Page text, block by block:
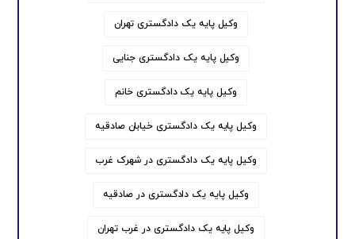
وکیل پایه یک دادگستری تهران
وکیل پایه یک دادگستری جنایی
وکیل پایه یک دادگستری خانم
وکیل پایه یک دادگستری خیابان صادقیه
وکیل پایه یک دادگستری در شهرک غرب
وکیل پایه یک دادگستری در صادقیه
وکیل پایه یک دادگستری در غرب تهران